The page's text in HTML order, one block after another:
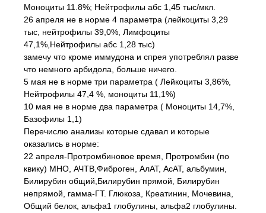
Моноциты 11.8%; Нейтрофилы абс 1,45 тыс/мкл.
26 апреля не в норме 4 параметра (лейкоциты 3,29
тыс, нейтрофилы 39,0%, Лимфоциты
47,1%,Нейтрофилы абс 1,28 тыс)
замечу что кроме иммудона и спрея употреблял разве
что немного арбидола, больше ничего.
5 мая не в норме три параметра ( Лейкоциты 3,86%,
Нейтрофилы 47,4 %, моноциты 11,1%)
10 мая не в норме два параметра ( Моноциты 14,7%,
Базофилы 1,1)
Перечислю анализы которые сдавал и которые
оказались в норме:
22 апреля-Протромбиновое время, Протромбин (по
квику) МНО, АЧТВ,Фиброген, АлАТ, АсАТ, альбумин,
Билирубин общий,Билирубин прямой, Билирубин
непрямой, гамма-ГТ. Глюкоза, Креатинин, Мочевина,
Общий белок, альфа1 глобулины, альфа2 глобулины.